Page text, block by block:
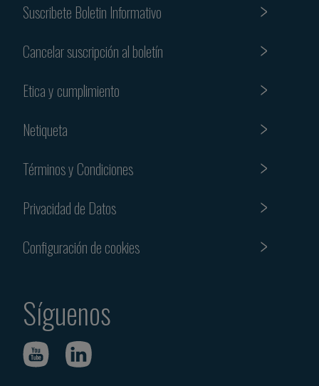
Suscribete Boletin Informativo
Cancelar suscripción al boletín
Etica y cumplimiento
Netiqueta
Términos y Condiciones
Privacidad de Datos
Configuración de cookies
Síguenos